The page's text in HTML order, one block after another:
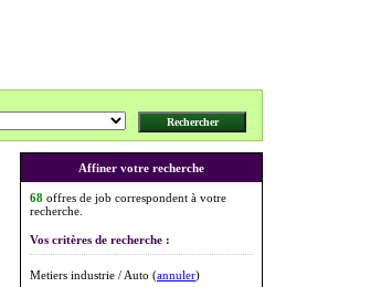
Affiner votre recherche
68 offres de job correspondent à votre
recherche.
Vos critères de recherche :
Metiers industrie / Auto (annuler)